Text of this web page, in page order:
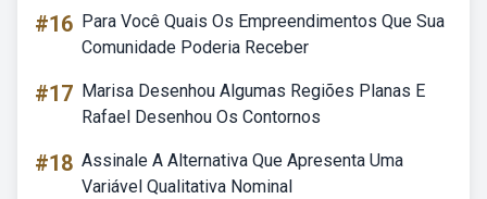
#16 Para Você Quais Os Empreendimentos Que Sua
Comunidade Poderia Receber
#17 Marisa Desenhou Algumas Regiões Planas E
Rafael Desenhou Os Contornos
#18 Assinale A Alternativa Que Apresenta Uma
Variável Qualitativa Nominal